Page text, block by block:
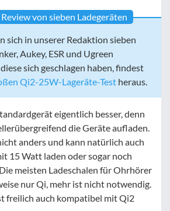
von sieben Ladegeräten
sich in unserer Redaktion sieben
Aukey, ESR und Ugreen
sich geschlagen haben, findest
Qi2-25W-Lageräte-Test heraus.
eigentlich besser, denn
die Geräte aufladen.
anders und kann natürlich auch
15 Watt laden oder sogar noch
meisten Ladeschalen für Ohrhörer
nur Qi, mehr ist nicht notwendig.
freilich auch kompatibel mit Qi2